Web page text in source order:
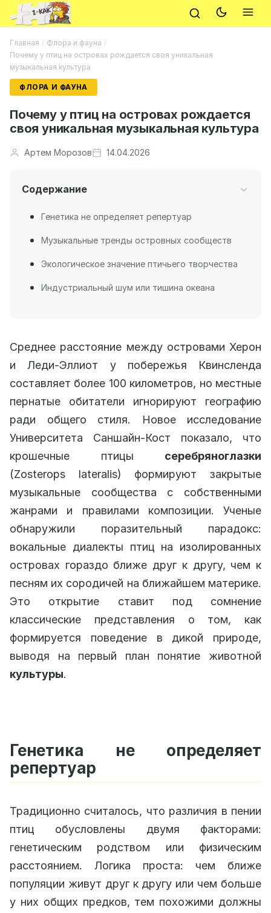
Главная / Флора и фауна /
Почему у птиц на островах рождается своя уникальная
музыкальная культура
ФЛОРА И ФАУНА
Почему у птиц на островах рождается
своя уникальная музыкальная культура
Артем Морозов 14.04.2026
Содержание
Генетика не определяет репертуар
Музыкальные тренды островных сообществ
Экологическое значение птичьего творчества
Индустриальный шум или тишина океана
Среднее расстояние между островами Херон
и Леди-Эллиот у побережья Квинсленда
составляет более 100 километров, но местные
пернатые обитатели игнорируют географию
ради общего стиля. Новое исследование
Университета Саншайн-Кост показало, что
крошечные птицы серебряноглазки
(Zosterops lateralis) формируют закрытые
музыкальные сообщества с собственными
жанрами и правилами композиции. Ученые
обнаружили поразительный парадокс:
вокальные диалекты птиц на изолированных
островах гораздо ближе друг к другу, чем к
песням их сородичей на ближайшем материке.
Это открытие ставит под сомнение
классические представления о том, как
формируется поведение в дикой природе,
выводя на первый план понятие животной
культуры.
Генетика не определяет
репертуар
Традиционно считалось, что различия в пении
птиц обусловлены двумя факторами:
генетическим родством или физическим
расстоянием. Логика проста: чем ближе
популяции живут друг к другу или чем больше
у них общих предков, тем похожими должны